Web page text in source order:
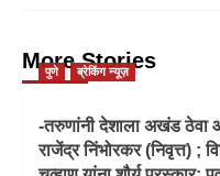
More Stories
पुणे ब्रेकिंग न्यूज़
-तरुणांनी देशाला अखंड ठेवा
राजेंद्र निंभोरकर (निवृत्त) ;